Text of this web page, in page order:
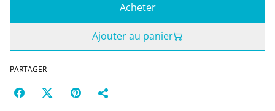
Acheter
Ajouter au panier
PARTAGER